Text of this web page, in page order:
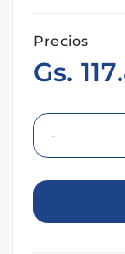
Precios
Gs.
-